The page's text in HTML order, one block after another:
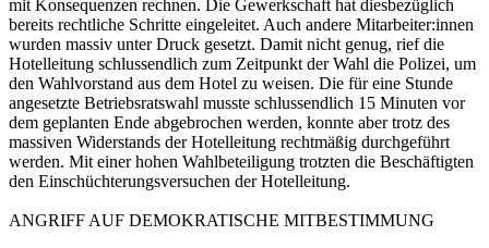
mit Konsequenzen rechnen. Die Gewerkschaft hat diesbezüglich
bereits rechtliche Schritte eingeleitet. Auch andere Mitarbeiter:innen
wurden massiv unter Druck gesetzt. Damit nicht genug, rief die
Hotelleitung schlussendlich zum Zeitpunkt der Wahl die Polizei, um
den Wahlvorstand aus dem Hotel zu weisen. Die für eine Stunde
angesetzte Betriebsratswahl musste schlussendlich 15 Minuten vor
dem geplanten Ende abgebrochen werden, konnte aber trotz des
massiven Widerstands der Hotelleitung rechtmäßig durchgeführt
werden. Mit einer hohen Wahlbeteiligung trotzten die Beschäftigten
den Einschüchterungsversuchen der Hotelleitung.
ANGRIFF AUF DEMOKRATISCHE MITBESTIMMUNG